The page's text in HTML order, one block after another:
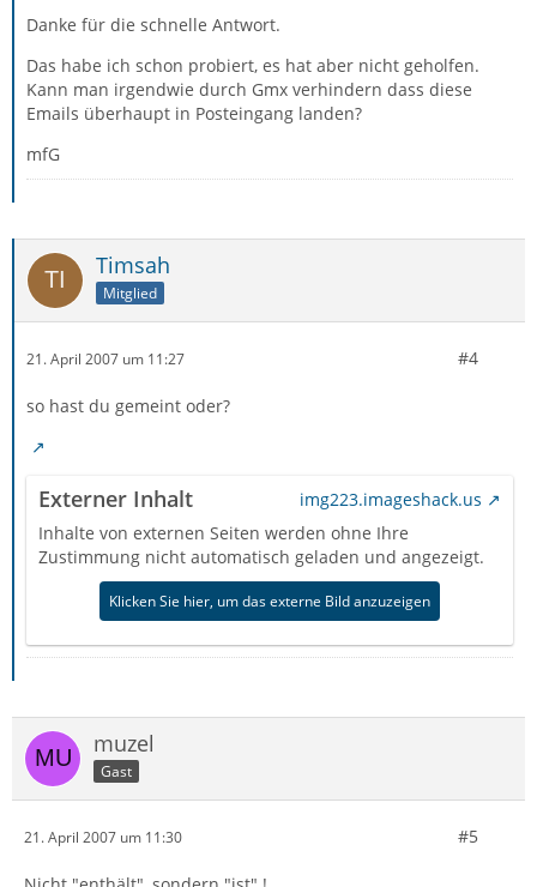
Danke für die schnelle Antwort.
Das habe ich schon probiert, es hat aber nicht geholfen.
Kann man irgendwie durch Gmx verhindern dass diese
Emails überhaupt in Posteingang landen?
mfG
Timsah
Mitglied
21. April 2007 um 11:27 #4
so hast du gemeint oder?
Externer Inhalt
img223.imageshack.us
Inhalte von externen Seiten werden ohne Ihre
Zustimmung nicht automatisch geladen und angezeigt.
Klicken Sie hier, um das externe Bild anzuzeigen
muzel
Gast
21. April 2007 um 11:30 #5